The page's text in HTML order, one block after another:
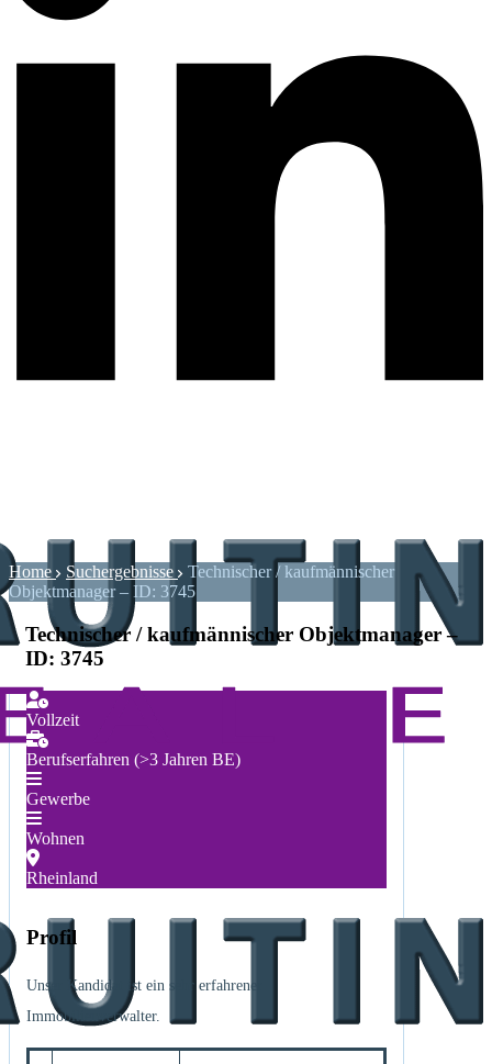
Home Suchergebnisse
Technischer / kaufmännischer
Objektmanager – ID: 3745
Technischer / kaufmännischer Objektmanager –
ID: 3745
Vollzeit
Berufserfahren (>3 Jahren BE)
Gewerbe
Wohnen
Rheinland
Profil
Unser Kandidat ist ein sehr erfahrener
Immobilienverwalter.